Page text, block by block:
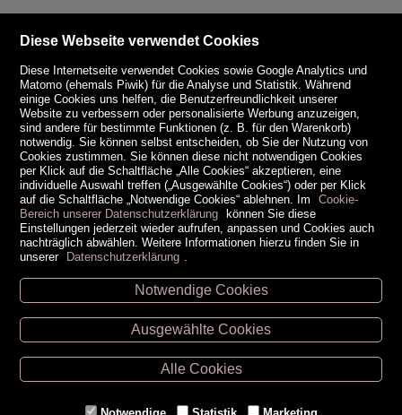
Unsere Öffnungszeiten
Retz -02942/20433
Hollabrunn -02952/30057
Eggenburg -02984/3836
Diese Webseite verwendet Cookies
Diese Internetseite verwendet Cookies sowie Google Analytics und
Matomo (ehemals Piwik) für die Analyse und Statistik. Während
einige Cookies uns helfen, die Benutzerfreundlichkeit unserer
Website zu verbessern oder personalisierte Werbung anzuzeigen,
sind andere für bestimmte Funktionen (z. B. für den Warenkorb)
notwendig. Sie können selbst entscheiden, ob Sie der Nutzung von
Cookies zustimmen. Sie können diese nicht notwendigen Cookies
per Klick auf die Schaltfläche „Alle Cookies“ akzeptieren, eine
individuelle Auswahl treffen („Ausgewählte Cookies“) oder per Klick
auf die Schaltfläche „Notwendige Cookies“ ablehnen. Im
Cookie-
Bereich unserer Datenschutzerklärung können Sie diese
Einstellungen jederzeit wieder aufrufen, anpassen und Cookies auch
nachträglich abwählen. Weitere Informationen hierzu finden Sie in
unserer Datenschutzerklärung
Notwendige Cookies
Ausgewählte Cookies
Alle Cookies